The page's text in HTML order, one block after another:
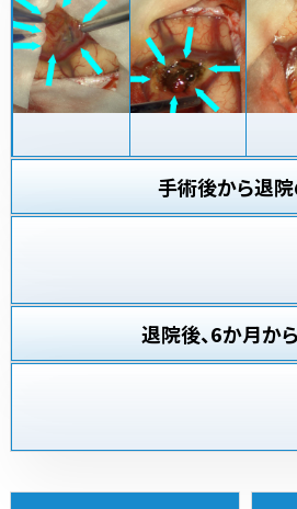
手術後から退
退院後、6か月か